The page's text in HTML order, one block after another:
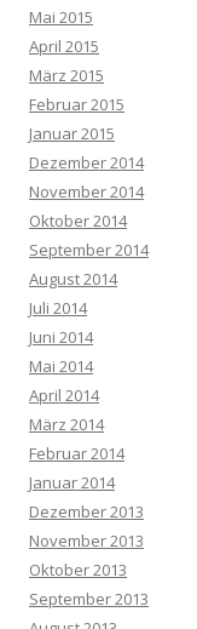
Mai 2015
April 2015
März 2015
Februar 2015
Januar 2015
Dezember 2014
November 2014
Oktober 2014
September 2014
August 2014
Juli 2014
Juni 2014
Mai 2014
April 2014
März 2014
Februar 2014
Januar 2014
Dezember 2013
November 2013
Oktober 2013
September 2013